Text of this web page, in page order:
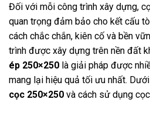
Đối với mỗi công trình xây dựng,
quan trọng đảm bảo cho kết cấu
cách chắc chắn, kiên cố và bền
trình được xây dựng trên nền đất
ép 250×250 là giải pháp được
mang lại hiệu quả tối ưu nhất.
cọc 250×250 và cách sử dụng